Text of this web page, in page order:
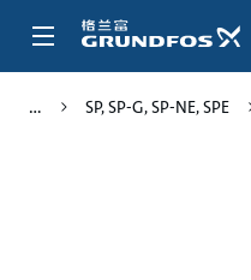
SP, SP-G, SP-NE, SPE